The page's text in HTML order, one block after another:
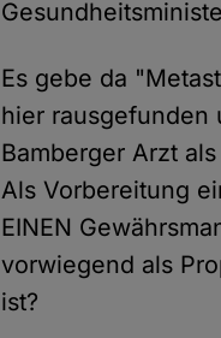
Es gebe da
hier rausgefunden
Bamberger Arzt
Als Vorbereitung
EINEN
vorwiegend als
ist?